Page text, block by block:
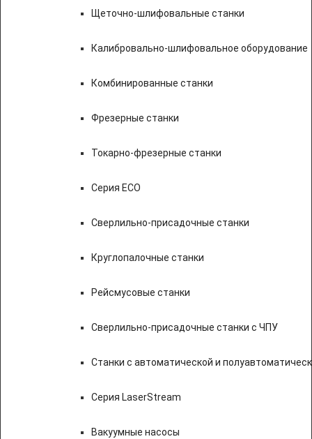
Щеточно-шлифовальные станки
Калибровально-шлифовальное оборудование
Комбинированные станки
Фрезерные станки
Токарно-фрезерные станки
Серия ECO
Сверлильно-присадочные станки
Круглопалочные станки
Рейсмусовые станки
Сверлильно-присадочные станки с ЧПУ
Станки с автоматической и
Серия LaserStream
Вакуумные насосы